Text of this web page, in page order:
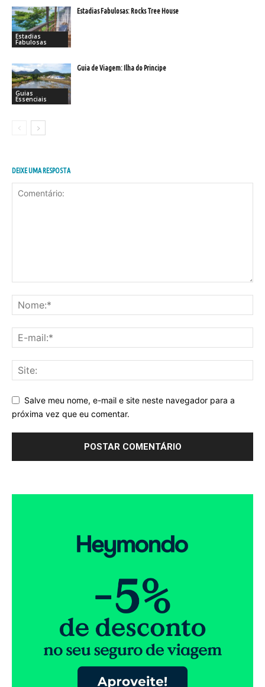
Estadias
Fabulosas
Estadias Fabulosas: Rocks Tree House
Guias
Essenciais
Guia de Viagem: Ilha do Principe
DEIXE UMA RESPOSTA
Salve meu nome, e-mail e site neste navegador para a
próxima vez que eu comentar.